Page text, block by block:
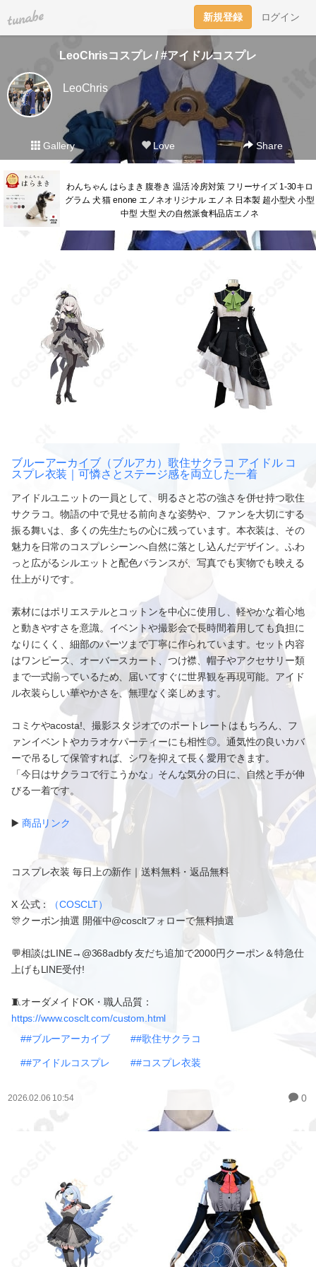
tuna.be 新規登録 ログイン
LeoChrisコスプレ / #アイドルコスプレ
LeoChris
Gallery Love Share
わんちゃん はらまき 腹巻き 温活 冷房対策 フリーサイズ 1-30キロ
グラム 犬 猫 enone エノネオリジナル エノネ 日本製 超小型犬 小型
中型 大型 犬の自然派食料品店エノネ
ブルーアーカイブ（ブルアカ）歌住サクラコ アイドル コ
スプレ衣装｜可憐さとステージ感を両立した一着
アイドルユニットの一員として、明るさと芯の強さを併せ持つ歌住
サクラコ。物語の中で見せる前向きな姿勢や、ファンを大切にする
振る舞いは、多くの先生たちの心に残っています。本衣装は、その
魅力を日常のコスプレシーンへ自然に落とし込んだデザイン。ふわ
っと広がるシルエットと配色バランスが、写真でも実物でも映える
仕上がりです。
素材にはポリエステルとコットンを中心に使用し、軽やかな着心地
と動きやすさを意識。イベントや撮影会で長時間着用しても負担に
なりにくく、細部のパーツまで丁寧に作られています。セット内容
はワンピース、オーバースカート、つけ襟、帽子やアクセサリー類
まで一式揃っているため、届いてすぐに世界観を再現可能。アイド
ル衣装らしい華やかさを、無理なく楽しめます。
コミケやacosta!、撮影スタジオでのポートレートはもちろん、フ
ァンイベントやカラオケパーティーにも相性◎。通気性の良いカバ
ーで吊るして保管すれば、シワを抑えて長く愛用できます。
「今日はサクラコで行こうかな」そんな気分の日に、自然と手が伸
びる一着です。
▶️ 商品リンク
コスプレ衣装 毎日上の新作｜送料無料・返品無料
X 公式：
（COSCLT）
🎊クーポン抽選 開催中@coscltフォローで無料抽選
💬相談はLINE→@368adbfy 友だち追加で2000円クーポン＆特急仕
上げもLINE受付!
🧵オーダメイドOK・職人品質：
https://www.cosclt.com/custom.html
##ブルーアーカイブ
##歌住サクラコ
##アイドルコスプレ ##コスプレ衣装
2026.02.06 10:54 0